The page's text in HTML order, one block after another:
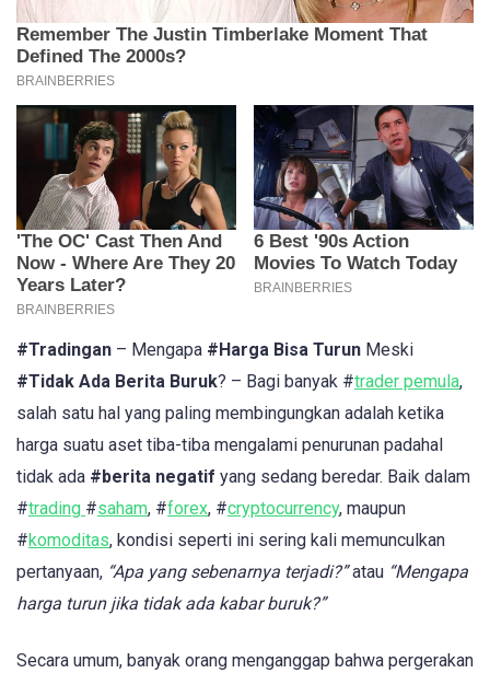
#Tradingan – Mengapa #Harga Bisa Turun Meski
#Tidak Ada Berita Buruk? – Bagi banyak #trader pemula,
salah satu hal yang paling membingungkan adalah ketika
harga suatu aset tiba-tiba mengalami penurunan padahal
tidak ada #berita negatif yang sedang beredar. Baik dalam
#trading #saham, #forex, #cryptocurrency, maupun
#komoditas, kondisi seperti ini sering kali memunculkan
pertanyaan, “Apa yang sebenarnya terjadi?”atau “Mengapa
harga turun jika tidak ada kabar buruk?”
Secara umum, banyak orang menganggap bahwa pergerakan